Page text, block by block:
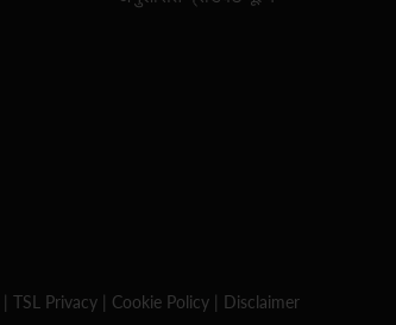
| TSL Privacy | Cookie Policy | Disclaimer